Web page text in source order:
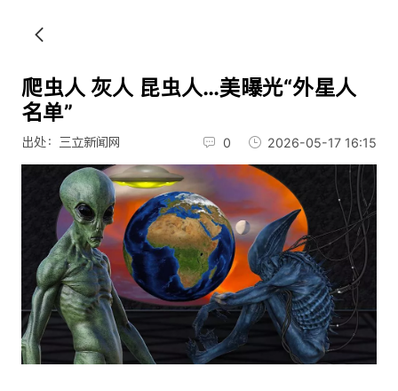
爬虫人 灰人 昆虫人…美曝光“外星人
名单”
出处：三立新闻网 0 2026-05-17 16:15